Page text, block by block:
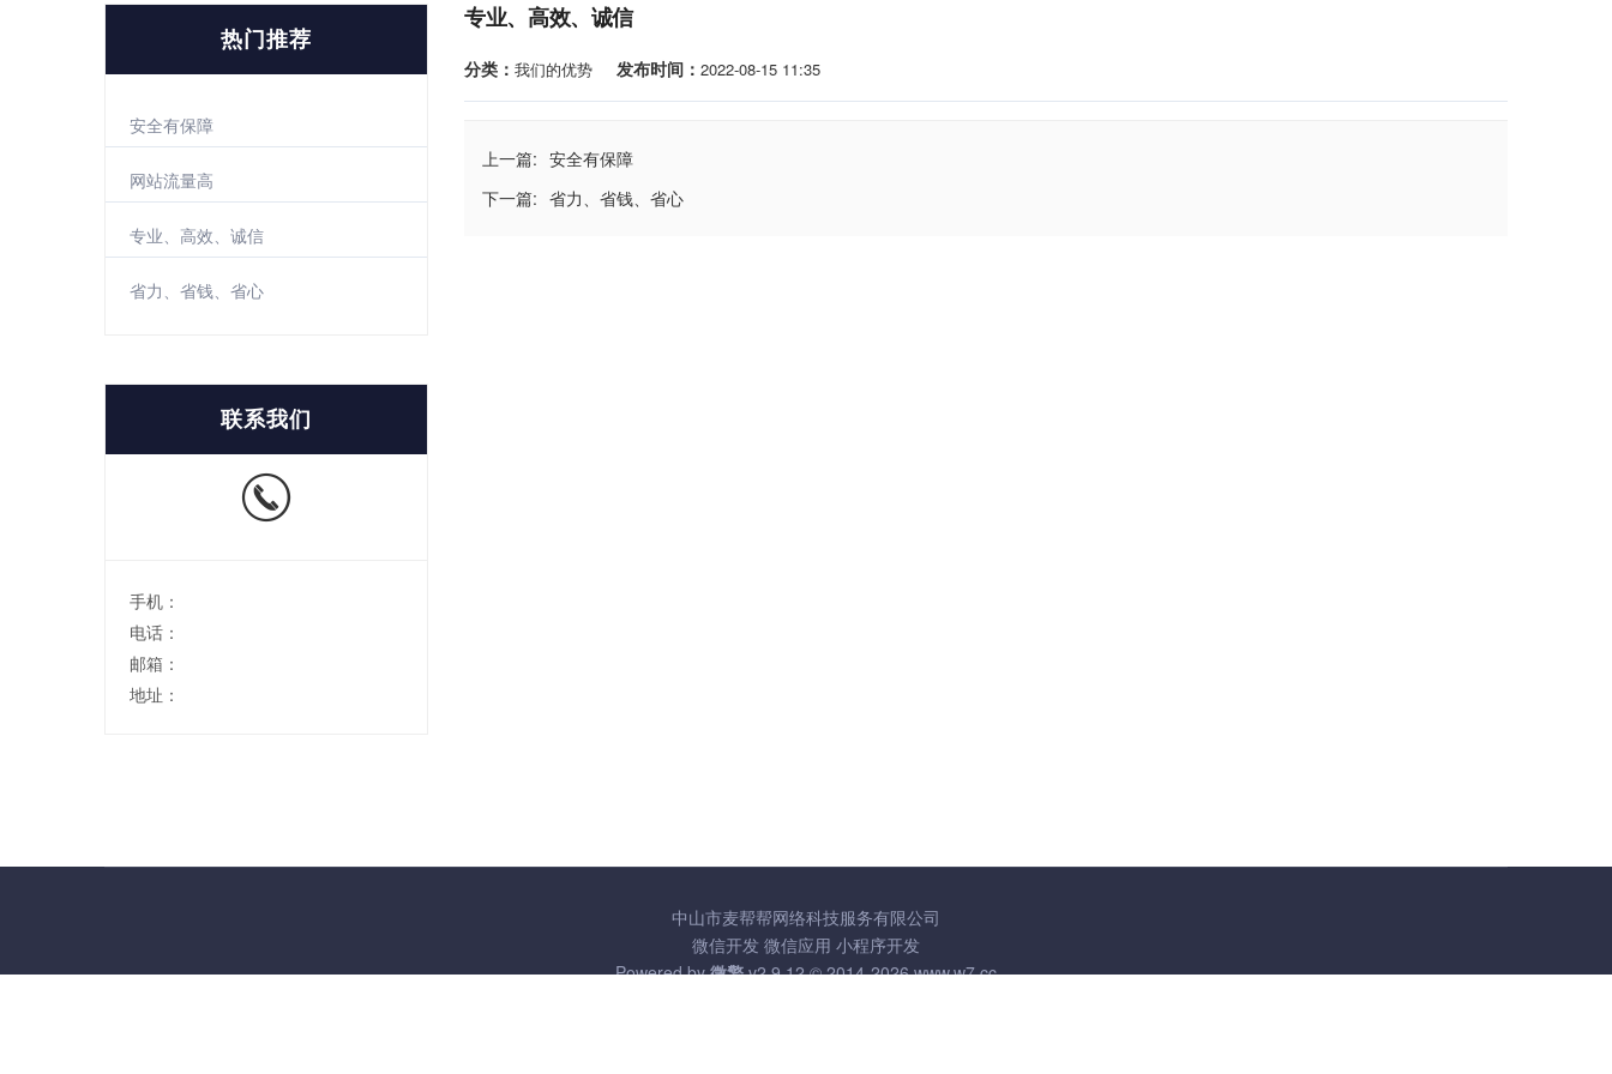
专业、高效、诚信
分类： 我们的优势 发布时间： 2022-08-15 11:35
上一篇: 安全有保障
下一篇: 省力、省钱、省心
热门推荐
安全有保障
网站流量高
专业、高效、诚信
省力、省钱、省心
联系我们
手机：
电话：
邮箱：
地址：
中山市麦帮帮网络科技服务有限公司
微信开发 微信应用 小程序开发
Powered by微擎v2.9.12 © 2014-2026www.w7.cc